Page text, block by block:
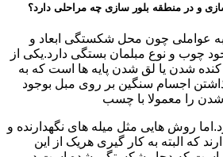
و در منطقه بلور سازی چه مراحلی دارد؟
عواملی چون محل شکستگی ابعاد و
و نوع مبلمان بستگی دارد.یکی از
شدن یا لق شدن پایه ها است که به
اجسام سنگین بر روی مبل بوجود
شدن را معمولا با چسب
روش هایی مثل میله های نگهدارنده و
که البته به کار گیری هریک از این